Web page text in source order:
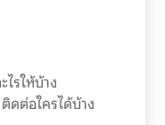
รให้บ้าง
ดต่อใครได้บ้าง